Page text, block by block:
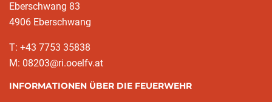
Eberschwang 83
4906 Eberschwang
T: +43 7753 35838
M: 08203@ri.ooelfv.at
INFORMATIONEN ÜBER DIE FEUERWEHR